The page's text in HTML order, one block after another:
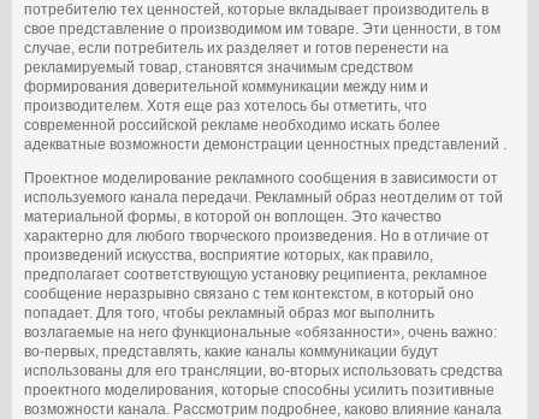
потребителю тех ценностей, которые вкладывает производитель в
свое представление о производимом им товаре. Эти ценности, в том
случае, если потребитель их разделяет и готов перенести на
рекламируемый товар, становятся значимым средством
формирования доверительной коммуникации между ним и
производителем. Хотя еще раз хотелось бы отметить, что
современной российской рекламе необходимо искать более
адекватные возможности демонстрации ценностных представлений .
Проектное моделирование рекламного сообщения в зависимости от
используемого канала передачи. Рекламный образ неотделим от той
материальной формы, в которой он воплощен. Это качество
характерно для любого творческого произведения. Но в отличие от
произведений искусства, восприятие которых, как правило,
предполагает соответствующую установку реципиента, рекламное
сообщение неразрывно связано с тем контекстом, в который оно
попадает. Для того, чтобы рекламный образ мог выполнить
возлагаемые на него функциональные «обязанности», очень важно:
во-первых, представлять, какие каналы коммуникации будут
использованы для его трансляции, во-вторых использовать средства
проектного моделирования, которые способны усилить позитивные
возможности канала. Рассмотрим подробнее, каково влияние канала